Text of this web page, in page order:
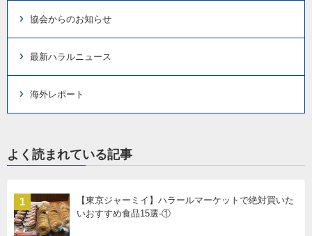
協会からのお知らせ
最新ハラルニュース
海外レポート
よく読まれている記事
1
【東京ジャーミイ】ハラールマーケットで絶対買いた
いおすすめ食品15選-①